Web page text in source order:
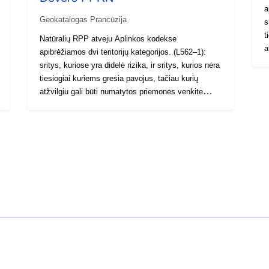
Geokatalogas Prancūzija
Natūralių RPP atveju Aplinkos kodekse
apibrėžiamos dvi teritorijų kategorijos. (L562–1):
sritys, kuriose yra didelė rizika, ir sritys, kurios nėra
tiesiogiai kuriems gresia pavojus, tačiau kurių
atžvilgiu gali būti numatytos priemonės venkite